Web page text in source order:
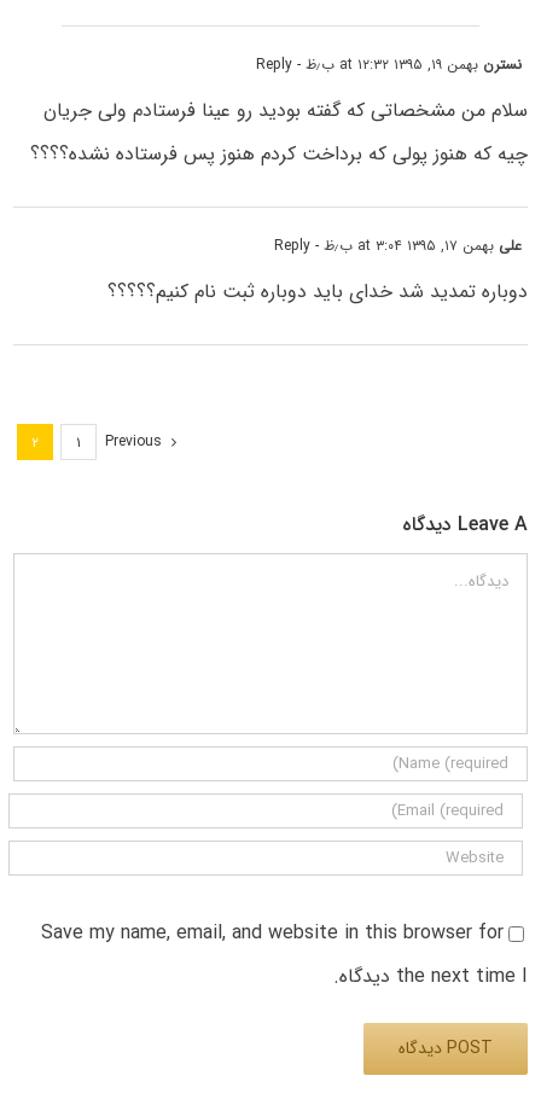
نسترن بهمن ۱۹, ۱۳۹۵ at ۱۲:۳۲ ب٫ظ - Reply
سلام من مشخصاتی که گفته بودید رو عینا فرستادم ولی جریان
چیه که هنوز پولی که برداخت کردم هنوز پس فرستاده نشده؟؟؟؟
علی بهمن ۱۷, ۱۳۹۵ at ۳:۰۴ ب٫ظ - Reply
دوباره تمدید شد خدای باید دوباره ثبت نام کنیم؟؟؟؟؟
Previous ۱ ۲
Leave A دیدگاه
دیدگاه
Save my name, email, and website in this browser for
the next time I دیدگاه.